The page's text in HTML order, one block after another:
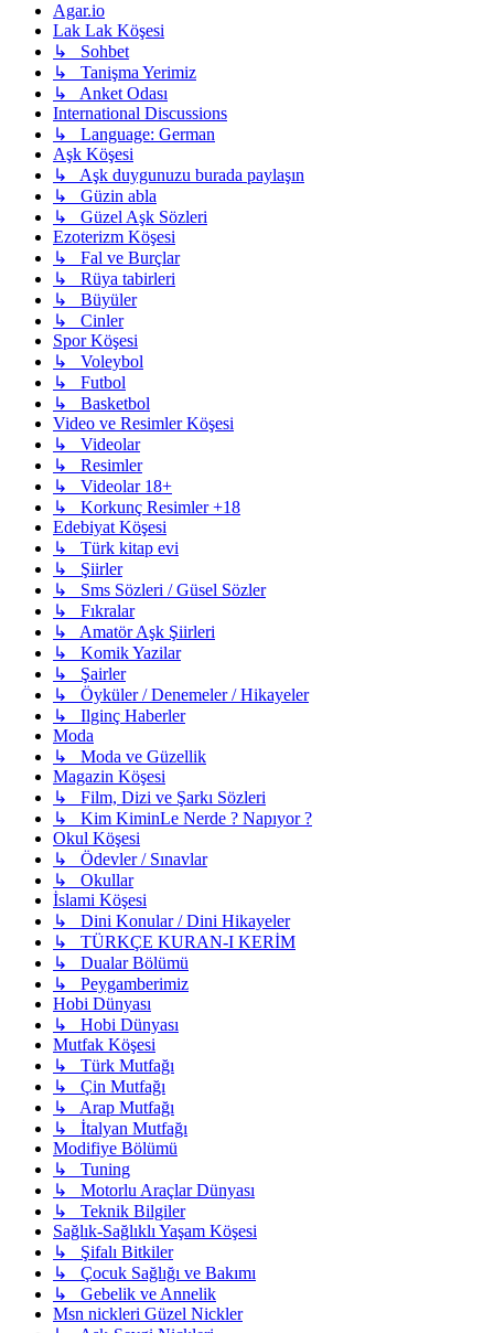
Agar.io
Lak Lak Köşesi
↳ Sohbet
↳ Tanişma Yerimiz
↳ Anket Odası
International Discussions
↳ Language: German
Aşk Köşesi
↳ Aşk duygunuzu burada paylaşın
↳ Güzin abla
↳ Güzel Aşk Sözleri
Ezoterizm Köşesi
↳ Fal ve Burçlar
↳ Rüya tabirleri
↳ Büyüler
↳ Cinler
Spor Köşesi
↳ Voleybol
↳ Futbol
↳ Basketbol
Video ve Resimler Köşesi
↳ Videolar
↳ Resimler
↳ Videolar 18+
↳ Korkunç Resimler +18
Edebiyat Köşesi
↳ Türk kitap evi
↳ Şiirler
↳ Sms Sözleri / Güsel Sözler
↳ Fıkralar
↳ Amatör Aşk Şiirleri
↳ Komik Yazilar
↳ Şairler
↳ Öyküler / Denemeler / Hikayeler
↳ Ilginç Haberler
Moda
↳ Moda ve Güzellik
Magazin Köşesi
↳ Film, Dizi ve Şarkı Sözleri
↳ Kim KiminLe Nerde ? Napıyor ?
Okul Köşesi
↳ Ödevler / Sınavlar
↳ Okullar
İslami Köşesi
↳ Dini Konular / Dini Hikayeler
↳ TÜRKÇE KURAN-I KERİM
↳ Dualar Bölümü
↳ Peygamberimiz
Hobi Dünyası
↳ Hobi Dünyası
Mutfak Köşesi
↳ Türk Mutfağı
↳ Çin Mutfağı
↳ Arap Mutfağı
↳ İtalyan Mutfağı
Modifiye Bölümü
↳ Tuning
↳ Motorlu Araçlar Dünyası
↳ Teknik Bilgiler
Sağlık-Sağlıklı Yaşam Köşesi
↳ Şifalı Bitkiler
↳ Çocuk Sağlığı ve Bakımı
↳ Gebelik ve Annelik
Msn nickleri Güzel Nickler